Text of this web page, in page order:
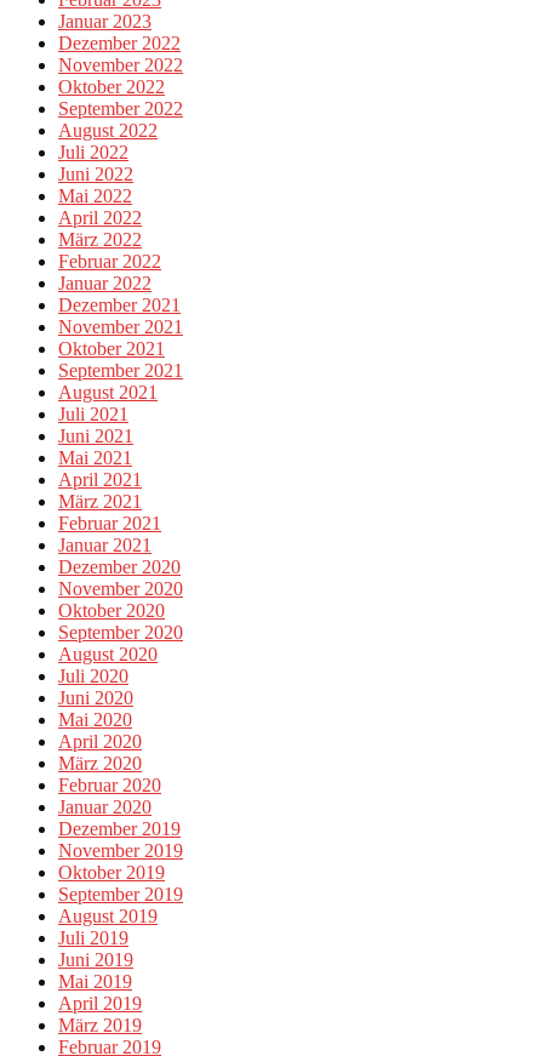
Januar 2023
Dezember 2022
November 2022
Oktober 2022
September 2022
August 2022
Juli 2022
Juni 2022
Mai 2022
April 2022
März 2022
Februar 2022
Januar 2022
Dezember 2021
November 2021
Oktober 2021
September 2021
August 2021
Juli 2021
Juni 2021
Mai 2021
April 2021
März 2021
Februar 2021
Januar 2021
Dezember 2020
November 2020
Oktober 2020
September 2020
August 2020
Juli 2020
Juni 2020
Mai 2020
April 2020
März 2020
Februar 2020
Januar 2020
Dezember 2019
November 2019
Oktober 2019
September 2019
August 2019
Juli 2019
Juni 2019
Mai 2019
April 2019
März 2019
Februar 2019